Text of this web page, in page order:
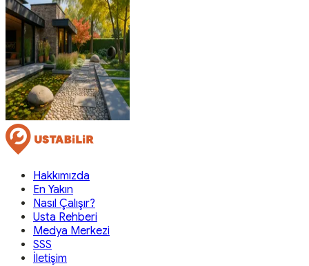
Hakkımızda
En Yakın
Nasıl Çalışır?
Usta Rehberi
Medya Merkezi
SSS
İletişim